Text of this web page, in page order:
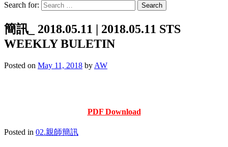
Search for:
簡訊_ 2018.05.11 | 2018.05.11 STS
WEEKLY BULETIN
Posted on May 11, 2018 by AW
PDF Download
Posted in 02.親師簡訊